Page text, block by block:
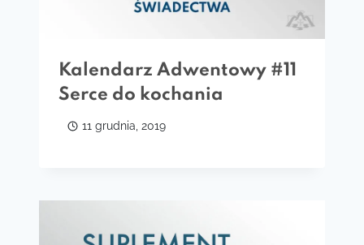
Kalendarz Adwentowy #11
Serce do kochania
11 grudnia, 2019